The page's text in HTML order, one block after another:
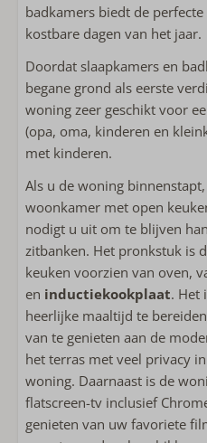
Flatscreen TV
Wasrek
Inductie kookplaat
Combi-magnetron
Koel/vries combinatie
Koffiemachine met pads
Nespresso apparaat
Waterkoker
Buiten
Privé tuin
Tuin rondom de woning
Eettafel buiten
Loungebank
Buitendouche
Sanitair
2 Badkamers
badkamers biedt de
kostbare dagen van het jaar.
Doordat slaapkamers en
begane grond als eerste
woning zeer geschikt voor
(opa, oma, kinderen en
met kinderen.
Als u de woning
woonkamer met open
nodigt u uit om te blijven
zitbanken. Het pronkstuk is
keuken voorzien van oven,
en inductiekookplaat. Het
heerlijke maaltijd te
van te genieten aan de
het terras met veel privacy
woning. Daarnaast is de
flatscreen-tv inclusief
genieten van uw favoriete